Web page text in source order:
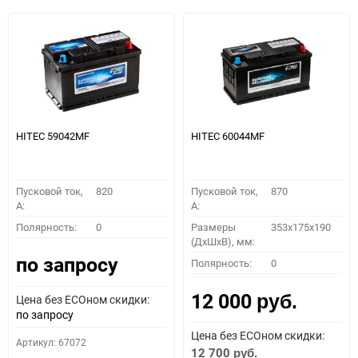
HITEC 59042MF
Пусковой ток,
A:
820
Полярность: 0
по запросу
Цена без ECOном скидки:
по запросу
Артикул: 67072
HITEC 60044MF
Пусковой ток,
A:
870
Размеры
(ДхШхВ), мм:
353x175x190
Полярность: 0
12 000 руб.
Цена без ECOном скидки:
12 700 руб.